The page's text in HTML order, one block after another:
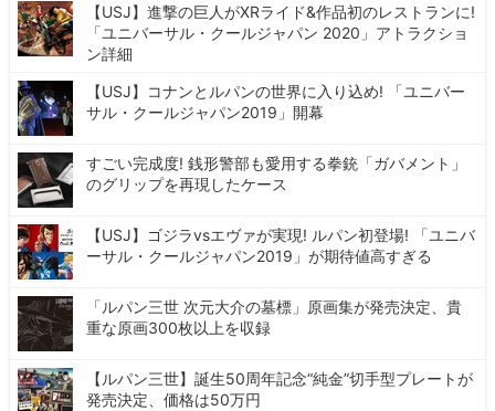
【USJ】進撃の巨人がXRライド&作品初のレストランに!
「ユニバーサル・クールジャパン 2020」アトラクショ
ン詳細
【USJ】コナンとルパンの世界に入り込め! 「ユニバー
サル・クールジャパン2019」開幕
すごい完成度! 銭形警部も愛用する拳銃「ガバメント」
のグリップを再現したケース
【USJ】ゴジラvsエヴァが実現! ルパン初登場! 「ユニバ
ーサル・クールジャパン2019」が期待値高すぎる
「ルパン三世 次元大介の墓標」原画集が発売決定、貴
重な原画300枚以上を収録
【ルパン三世】誕生50周年記念“純金”切手型プレートが
発売決定、価格は50万円